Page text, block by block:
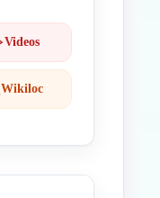
Videos
Wikiloc